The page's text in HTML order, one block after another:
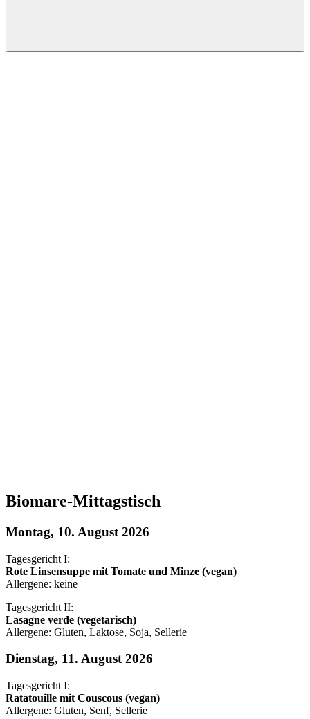
Biomare-Mittagstisch
Montag, 10. August 2026
Tagesgericht I:
Rote Linsensuppe mit Tomate und Minze (vegan)
Allergene: keine
Tagesgericht II:
Lasagne verde (vegetarisch)
Allergene: Gluten, Laktose, Soja, Sellerie
Dienstag, 11. August 2026
Tagesgericht I:
Ratatouille mit Couscous (vegan)
Allergene: Gluten, Senf, Sellerie